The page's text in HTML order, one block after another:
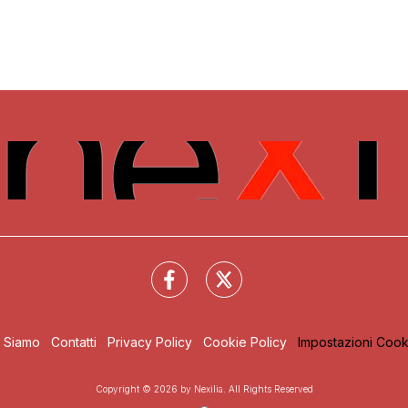
Siamo Contatti Privacy Policy Cookie Policy Impostazioni
Copyright © 2026 by Nexilia. All Rights Reserved